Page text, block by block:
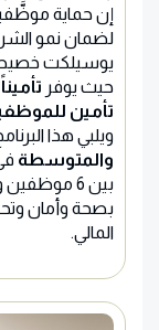
إن حماية
لضمان نمو
يوسيلكت
حيث يوفر
تأمين
ويلبي هذا
والمتوسطة
بصحة وأمان
المالي.